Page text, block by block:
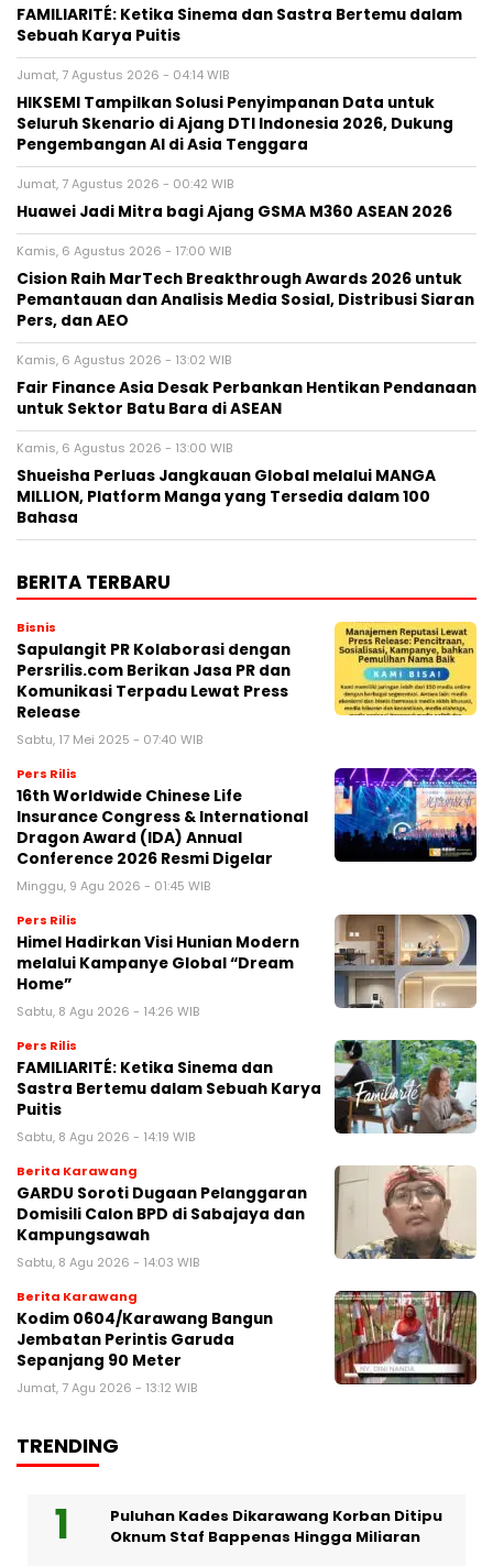
FAMILIARITÉ: Ketika Sinema dan Sastra Bertemu dalam
Sebuah Karya Puitis
Jumat, 7 Agustus 2026 - 04:14 WIB
HIKSEMI Tampilkan Solusi Penyimpanan Data untuk
Seluruh Skenario di Ajang DTI Indonesia 2026, Dukung
Pengembangan AI di Asia Tenggara
Jumat, 7 Agustus 2026 - 00:42 WIB
Huawei Jadi Mitra bagi Ajang GSMA M360 ASEAN 2026
Kamis, 6 Agustus 2026 - 17:00 WIB
Cision Raih MarTech Breakthrough Awards 2026 untuk
Pemantauan dan Analisis Media Sosial, Distribusi Siaran
Pers, dan AEO
Kamis, 6 Agustus 2026 - 13:02 WIB
Fair Finance Asia Desak Perbankan Hentikan Pendanaan
untuk Sektor Batu Bara di ASEAN
Kamis, 6 Agustus 2026 - 13:00 WIB
Shueisha Perluas Jangkauan Global melalui MANGA
MILLION, Platform Manga yang Tersedia dalam 100
Bahasa
BERITA TERBARU
Bisnis
Sapulangit PR Kolaborasi dengan
Persrilis.com Berikan Jasa PR dan
Komunikasi Terpadu Lewat Press
Release
Sabtu, 17 Mei 2025 - 07:40 WIB
Pers Rilis
16th Worldwide Chinese Life
Insurance Congress & International
Dragon Award (IDA) Annual
Conference 2026 Resmi Digelar
Minggu, 9 Agu 2026 - 01:45 WIB
Pers Rilis
Himel Hadirkan Visi Hunian Modern
melalui Kampanye Global “Dream
Home”
Sabtu, 8 Agu 2026 - 14:26 WIB
Pers Rilis
FAMILIARITÉ: Ketika Sinema dan
Sastra Bertemu dalam Sebuah Karya
Puitis
Sabtu, 8 Agu 2026 - 14:19 WIB
Berita Karawang
GARDU Soroti Dugaan Pelanggaran
Domisili Calon BPD di Sabajaya dan
Kampungsawah
Sabtu, 8 Agu 2026 - 14:03 WIB
Berita Karawang
Kodim 0604/Karawang Bangun
Jembatan Perintis Garuda
Sepanjang 90 Meter
Jumat, 7 Agu 2026 - 13:12 WIB
TRENDING
Puluhan Kades Dikarawang Korban Ditipu
Oknum Staf Bappenas Hingga Miliaran